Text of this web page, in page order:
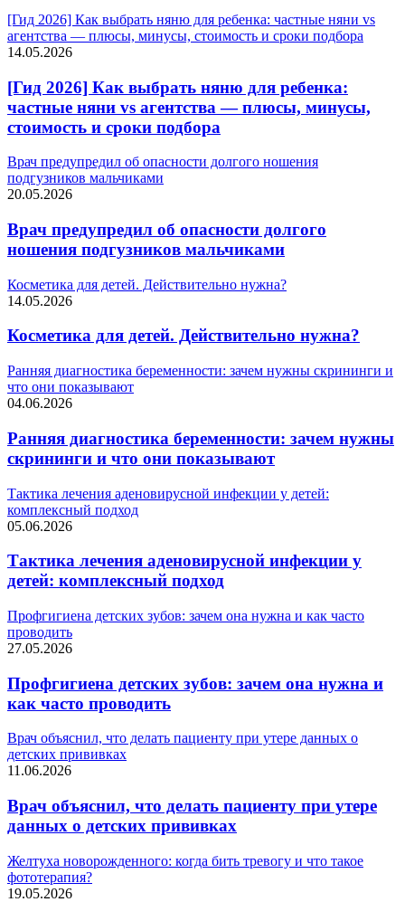
[Гид 2026] Как выбрать няню для ребенка: частные няни vs
агентства — плюсы, минусы, стоимость и сроки подбора
14.05.2026
[Гид 2026] Как выбрать няню для ребенка:
частные няни vs агентства — плюсы, минусы,
стоимость и сроки подбора
Врач предупредил об опасности долгого ношения
подгузников мальчиками
20.05.2026
Врач предупредил об опасности долгого
ношения подгузников мальчиками
Косметика для детей. Действительно нужна?
14.05.2026
Косметика для детей. Действительно нужна?
Ранняя диагностика беременности: зачем нужны скрининги и
что они показывают
04.06.2026
Ранняя диагностика беременности: зачем нужны
скрининги и что они показывают
Тактика лечения аденовирусной инфекции у детей:
комплексный подход
05.06.2026
Тактика лечения аденовирусной инфекции у
детей: комплексный подход
Профгигиена детских зубов: зачем она нужна и как часто
проводить
27.05.2026
Профгигиена детских зубов: зачем она нужна и
как часто проводить
Врач объяснил, что делать пациенту при утере данных о
детских прививках
11.06.2026
Врач объяснил, что делать пациенту при утере
данных о детских прививках
Желтуха новорожденного: когда бить тревогу и что такое
фототерапия?
19.05.2026